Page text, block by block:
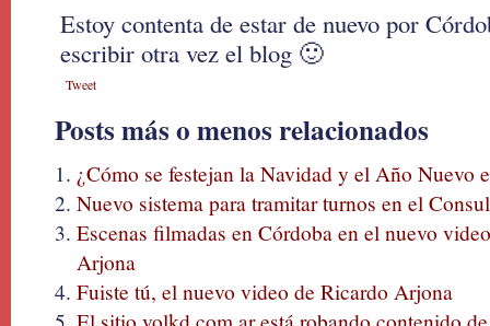
Estoy contenta de estar de nuevo por
escribir otra vez el blog 🙂
Tweet
Posts más o menos relacionados
¿Cómo se festejan la Navidad y el Año Nuevo
Nuevo sistema para tramitar turnos en el
Escenas filmadas en Córdoba en el nuevo
Arjona
Fuiste tú, el nuevo video de Ricardo Arjona